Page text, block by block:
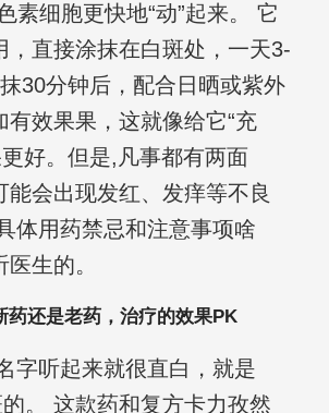
素细胞更快地“动”起来。 它
，直接涂抹在白斑处，一天3-
30分钟后，配合日晒或紫外
有效果果，这就像给它“充
好。但是,凡事都有两面
能会出现发红、发痒等不良
体用药禁忌和注意事项啥
生的。
药还是老药，治疗的效果PK
字听起来就很直白，就是
的。 这款药和复方卡力孜然